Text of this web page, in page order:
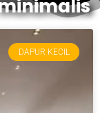
DAPUR KECIL